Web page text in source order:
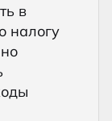
в
налогу